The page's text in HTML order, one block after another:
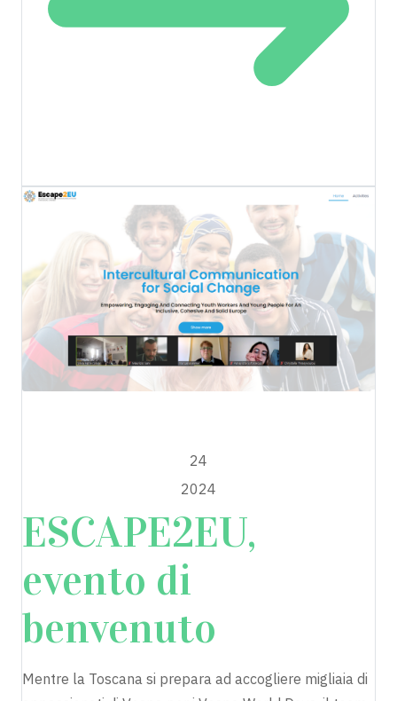
24
2024
ESCAPE2EU,
evento di
benvenuto
Mentre la Toscana si prepara ad accogliere migliaia di